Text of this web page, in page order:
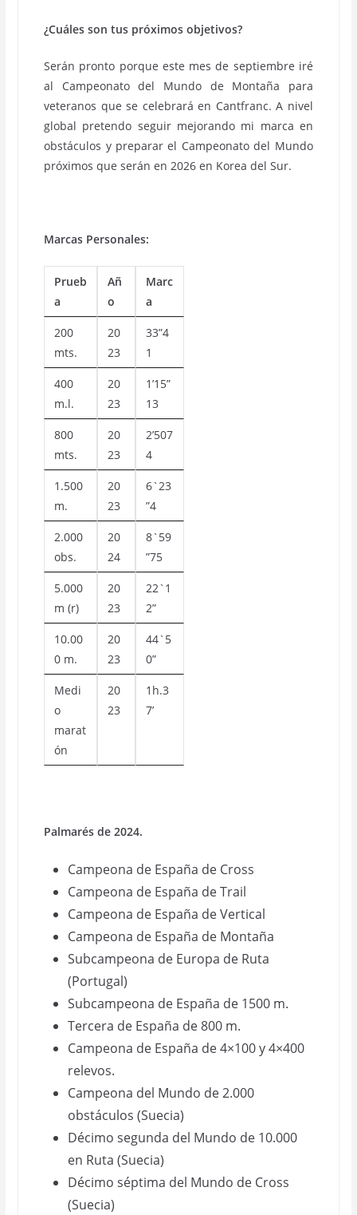
¿Cuáles son tus próximos objetivos?
Serán pronto porque este mes de septiembre iré
al Campeonato del Mundo de Montaña para
veteranos que se celebrará en Cantfranc. A nivel
global pretendo seguir mejorando mi marca en
obstáculos y preparar el Campeonato del Mundo
próximos que serán en 2026 en Korea del Sur.
Marcas Personales:
Prueb
a
Añ
o
Marc
a
200
mts.
20
23
33”4
1
400
m.l.
20
23
1’15”
13
800
mts.
20
23
2’507
4
1.500
m.
20
23
6`23
”4
2.000
obs.
20
24
8`59
”75
5.000
m (r)
20
23
22`1
2”
10.00
0 m.
20
23
44`5
0”
Medi
o
marat
ón
20
23
1h.3
7’
Palmarés de 2024.
Campeona de España de Cross
Campeona de España de Trail
Campeona de España de Vertical
Campeona de España de Montaña
Subcampeona de Europa de Ruta
(Portugal)
Subcampeona de España de 1500 m.
Tercera de España de 800 m.
Campeona de España de 4×100 y 4×400
relevos.
Campeona del Mundo de 2.000
obstáculos (Suecia)
Décimo segunda del Mundo de 10.000
en Ruta (Suecia)
Décimo séptima del Mundo de Cross
(Suecia)